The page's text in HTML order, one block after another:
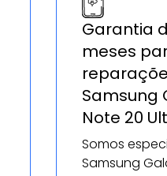
Garantia
meses
Samsung
Note 20
Somos
Samsung